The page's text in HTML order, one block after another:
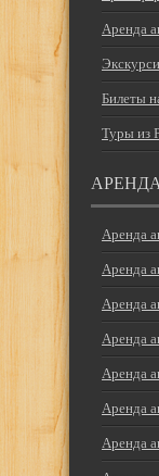
Аренда
Билеты
Туры из
Аренда
Аренда
Аренда
Аренда
Аренда
Аренда
Аренда